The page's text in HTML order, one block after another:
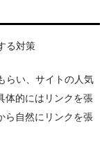
る対策
らい、サイトの人気
体的にはリンクを張
ら自然にリンクを張